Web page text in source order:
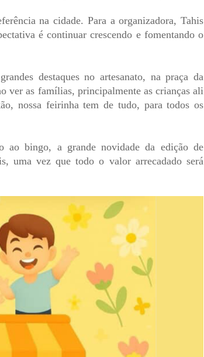
na cidade. Para a organizadora, Tahis
é continuar crescendo e fomentando o
destaques no artesanato, na praça da
ver as famílias, principalmente as crianças ali
nossa feirinha tem de tudo, para todos os
ao bingo, a grande novidade da edição de
uma vez que todo o valor arrecadado será